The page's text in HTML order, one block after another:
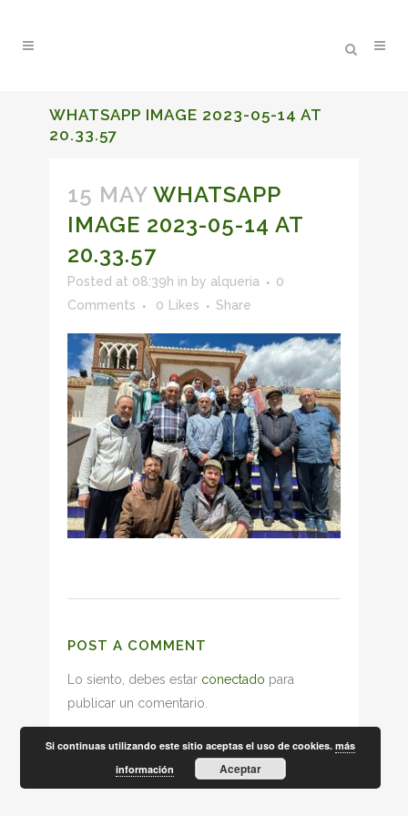
WHATSAPP IMAGE 2023-05-14 AT
20.33.57
15 MAY WHATSAPP
IMAGE 2023-05-14 AT
20.33.57
Posted at 08:39h in by alqueria
0
Comments
0 Likes Share
POST A COMMENT
Lo siento, debes estar conectado para
publicar un comentario.
Si continuas utilizando este sitio aceptas el uso de cookies.más
información
Aceptar